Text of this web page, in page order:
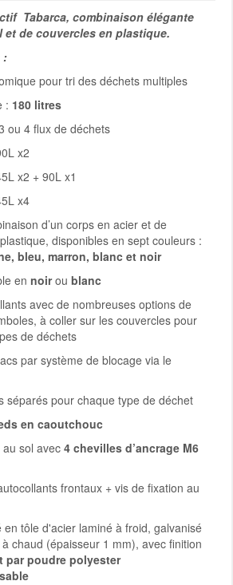
Tabarca, combinaison élégante
et de couvercles en plastique.
:
pour tri des déchets multiples
: 180 litres
ou 4 flux de déchets
x2
x2 + 90L x1
x4
d’un corps en acier et de
disponibles en sept couleurs :
bleu, marron, blanc et noir
en noirou blanc
avec de nombreuses options de
à coller sur les couvercles pour
de déchets
par système de blocage via le
séparés pour chaque type de déchet
en caoutchouc
sol avec 4 chevilles d’ancrage M6
frontaux + vis de fixation au
en tôle d'acier laminé à froid, galvanisé
chaud (épaisseur 1 mm), avec finition
par poudre polyester